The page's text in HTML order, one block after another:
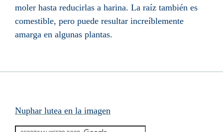
moler hasta reducirlas a harina. La raíz también es
comestible, pero puede resultar increíblemente
amarga en algunas plantas.
Nuphar lutea en la imagen